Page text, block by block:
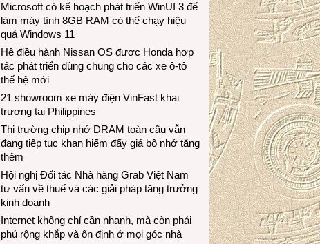
Microsoft có kế hoạch phát triển WinUI 3 để
làm máy tính 8GB RAM có thể chạy hiệu
quả Windows 11
Hệ điều hành Nissan OS được Honda hợp
tác phát triển dùng chung cho các xe ô-tô
thế hệ mới
21 showroom xe máy điện VinFast khai
trương tại Philippines
Thị trường chip nhớ DRAM toàn cầu vẫn
đang tiếp tục khan hiếm đẩy giá bộ nhớ tăng
thêm
Hội nghị Đối tác Nhà hàng Grab Việt Nam
tư vấn về thuế và các giải pháp tăng trưởng
kinh doanh
Internet không chỉ cần nhanh, mà còn phải
phủ rộng khắp và ổn định ở mọi góc nhà